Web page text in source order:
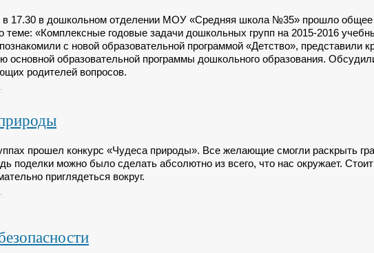
в 17.30 в дошкольном отделении МОУ «Средняя школа №35» прошло общее
теме: «Комплексные годовые задачи дошкольных групп на 2015-2016
с новой образовательной программой «Детство», представили
основной образовательной программы дошкольного образования.
родителей вопросов.
прошел конкурс «Чудеса природы». Все желающие смогли раскрыть
поделки можно было сделать абсолютно из всего, что нас окружает.
приглядеться вокруг.